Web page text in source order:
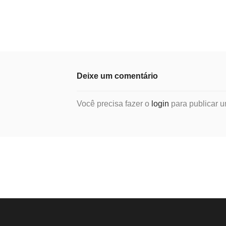
Deixe um comentário
Você precisa fazer o login para publicar